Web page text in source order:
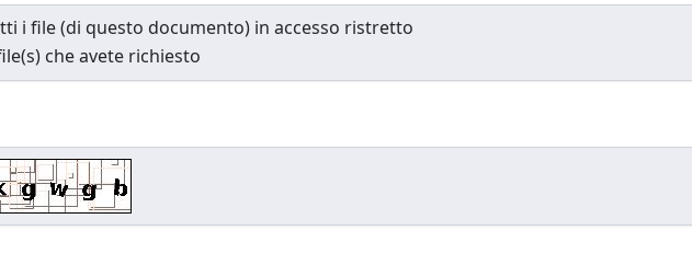
i file (di questo documento) in accesso ristretto
che avete richiesto